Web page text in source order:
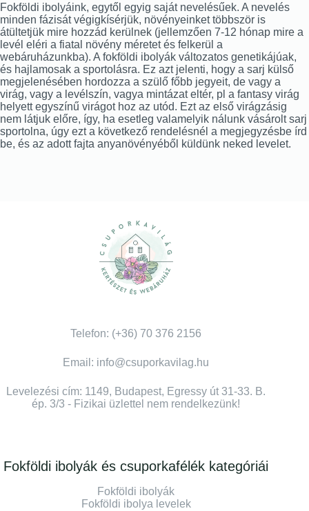
Fokföldi ibolyáink, egytől egyig saját nevelésűek. A nevelés
minden fázisát végigkísérjük, növényeinket többször is
átültetjük mire hozzád kerülnek (jellemzően 7-12 hónap mire a
levél eléri a fiatal növény méretet és felkerül a
webáruházunkba). A fokföldi ibolyák változatos genetikájúak,
és hajlamosak a sportolásra. Ez azt jelenti, hogy a sarj külső
megjelenésében hordozza a szülő főbb jegyeit, de vagy a
virág, vagy a levélszín, vagya mintázat eltér, pl a fantasy virág
helyett egyszínű virágot hoz az utód. Ezt az első virágzásig
nem látjuk előre, így, ha esetleg valamelyik nálunk vásárolt sarj
sportolna, úgy ezt a következő rendelésnél a megjegyzésbe írd
be, és az adott fajta anyanövényéből küldünk neked levelet.
Telefon: (+36) 70 376 2156
Email: info@csuporkavilag.hu
Levelezési cím: 1149, Budapest, Egressy út 31-33. B.
ép. 3/3 - Fizikai üzlettel nem rendelkezünk!
Fokföldi ibolyák és csuporkafélék kategóriái
Fokföldi ibolyák
Fokföldi ibolya levelek